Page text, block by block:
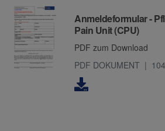
Downloads
Anmeldeformular -
Pain Unit (CPU)
PDF zum Download
PDF DOKUMENT